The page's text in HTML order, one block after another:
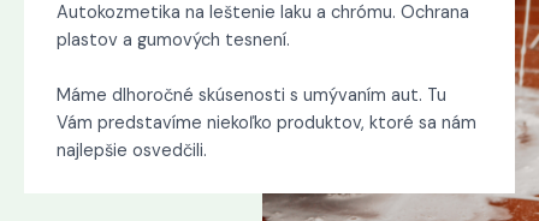
Autokozmetika na leštenie laku a chrómu. Ochrana
plastov a gumových tesnení.
Máme dlhoročné skúsenosti s umývaním aut. Tu
Vám predstavíme niekoľko produktov, ktoré sa nám
najlepšie osvedčili.